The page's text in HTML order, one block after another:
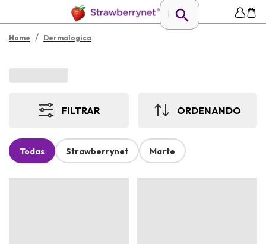
Home / Dermalogica
FILTRAR ORDENANDO
Todas Strawberrynet Marte